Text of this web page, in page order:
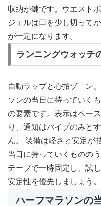
収納が鍵です。ウエスト
ジェルは口を少し切って
が一定になります。
ランニングウォッチ
自動ラップと心拍ゾーン
ソンの当日に持っていく
の要素です。表示はペー
り、通知はバイブのみと
ん。 装備は軽さと安定が
当日に持っていくものの
テープで一時固定し、試
安定性を優先しましょう。
ハーフマラソンの